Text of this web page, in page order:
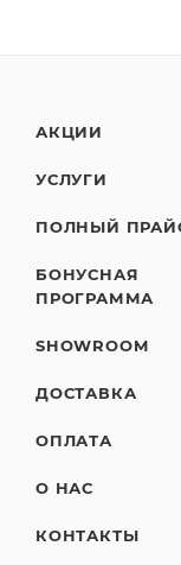
АКЦИИ
УСЛУГИ
ПОЛНЫЙ
БОНУСНАЯ
ПРОГРАММА
SHOWROOM
ДОСТАВКА
ОПЛАТА
О НАС
КОНТАКТЫ